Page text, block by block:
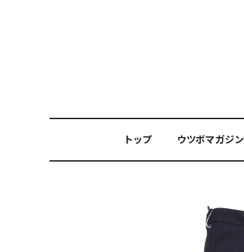
トップ ウツボマガジン